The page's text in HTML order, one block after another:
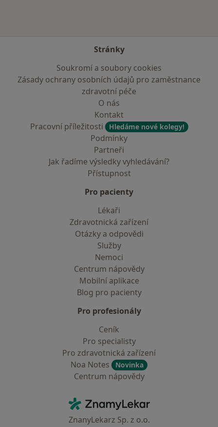
Stránky
Soukromí a soubory cookies
Zásady ochrany osobních údajů pro zaměstnance
zdravotní péče
O nás
Kontakt
Pracovní příležitosti
Hledáme nové kolegy!
Podmínky
Partneři
Jak řadíme výsledky vyhledávání?
Přístupnost
Pro pacienty
Lékaři
Zdravotnická zařízení
Otázky a odpovědi
Služby
Nemoci
Centrum nápovědy
Mobilní aplikace
Blog pro pacienty
Pro profesionály
Ceník
Pro specialisty
Pro zdravotnická zařízení
Noa Notes
Novinka
Centrum nápovědy
ZnamyLekar - Hlavní stránka
ZnanyLekarz Sp. z o.o.